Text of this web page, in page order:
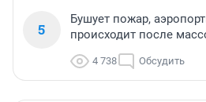
5
Бушует пожар,
происходит после
4 738 Обсудить